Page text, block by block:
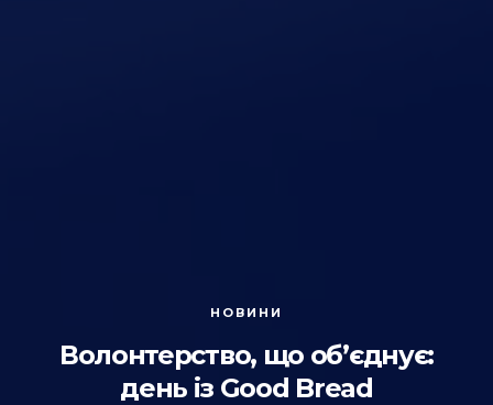
НОВИНИ
Волонтерство, що об’єднує:
день із Good Bread